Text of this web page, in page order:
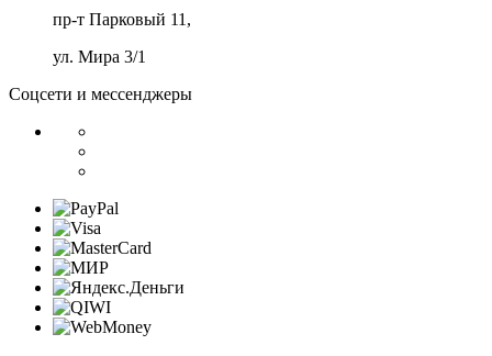
пр-т Парковый 11,
ул. Мира 3/1
Соцсети и мессенджеры